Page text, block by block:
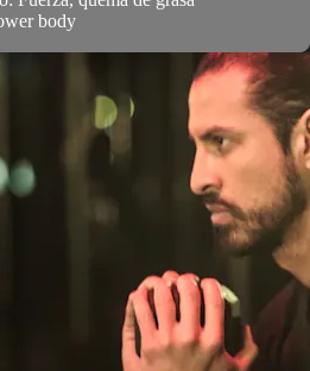
body